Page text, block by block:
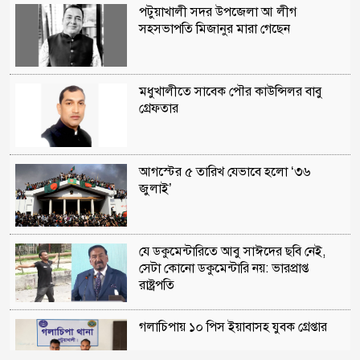
পটুয়াখালী সদর উপজেলা আ লীগ
সহসভাপতি মিজানুর মারা গেছেন
মধুখালীতে সাবেক পৌর কাউন্সিলর বাবু
গ্রেফতার
আগস্টের ৫ তারিখ যেভাবে হলো ‘৩৬
জুলাই’
যে ডকুমেন্টারিতে আবু সাঈদের ছবি নেই,
সেটা কোনো ডকুমেন্টারি নয়: ভারপ্রাপ্ত
রাষ্ট্রপতি
গলাচিপায় ১০ পিস ইয়াবাসহ যুবক গ্রেপ্তার